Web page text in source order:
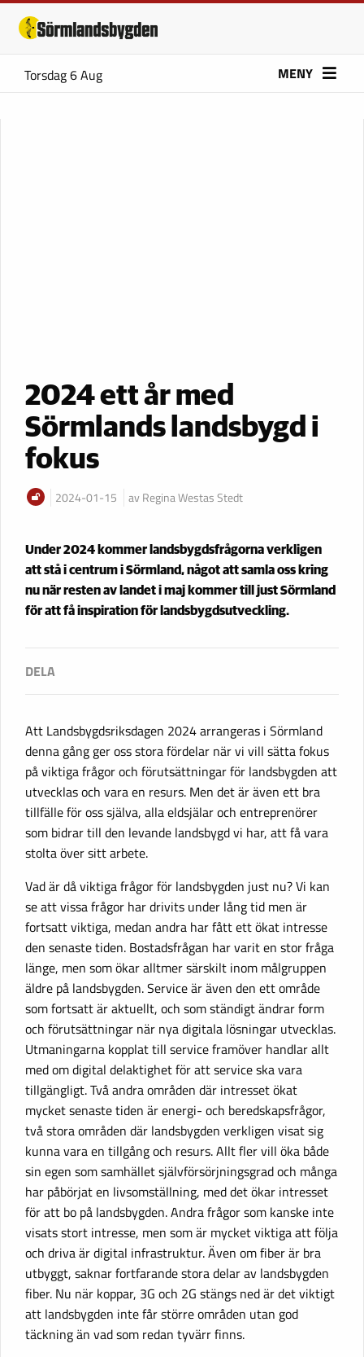
Torsdag 6 Aug MENY
2024 ett år med
Sörmlands landsbygd i
fokus
2024-01-15 av Regina Westas Stedt
Under 2024 kommer landsbygdsfrågorna verkligen
att stå i centrum i Sörmland, något att samla oss kring
nu när resten av landet i maj kommer till just Sörmland
för att få inspiration för landsbygdsutveckling.
Att Landsbygdsriksdagen 2024 arrangeras i Sörmland
denna gång ger oss stora fördelar när vi vill sätta fokus
på viktiga frågor och förutsättningar för landsbygden att
utvecklas och vara en resurs. Men det är även ett bra
tillfälle för oss själva, alla eldsjälar och entreprenörer
som bidrar till den levande landsbygd vi har, att få vara
stolta över sitt arbete.
Vad är då viktiga frågor för landsbygden just nu? Vi kan
se att vissa frågor har drivits under lång tid men är
fortsatt viktiga, medan andra har fått ett ökat intresse
den senaste tiden. Bostadsfrågan har varit en stor fråga
länge, men som ökar alltmer särskilt inom målgruppen
äldre på landsbygden. Service är även den ett område
som fortsatt är aktuellt, och som ständigt ändrar form
och förutsättningar när nya digitala lösningar utvecklas.
Utmaningarna kopplat till service framöver handlar allt
med om digital delaktighet för att service ska vara
tillgängligt. Två andra områden där intresset ökat
mycket senaste tiden är energi- och beredskapsfrågor,
två stora områden där landsbygden verkligen visat sig
kunna vara en tillgång och resurs. Allt fler vill öka både
sin egen som samhället självförsörjningsgrad och många
har påbörjat en livsomställning, med det ökar intresset
för att bo på landsbygden. Andra frågor som kanske inte
visats stort intresse, men som är mycket viktiga att följa
och driva är digital infrastruktur. Även om fiber är bra
utbyggt, saknar fortfarande stora delar av landsbygden
fiber. Nu när koppar, 3G och 2G stängs ned är det viktigt
att landsbygden inte får större områden utan god
täckning än vad som redan tyvärr finns.